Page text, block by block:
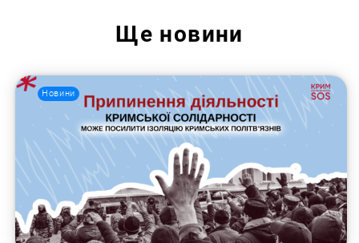
Пошук за запитом:
Ще новини
Новини